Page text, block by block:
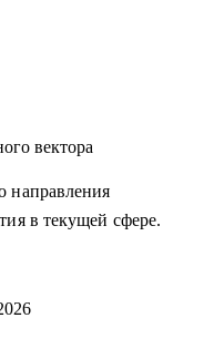
бизнеса
вектора
направления
в текущей сфере.